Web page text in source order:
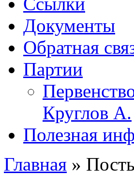
Документы
Обратная
Партии
Круглов А.
Полезная
Главная »